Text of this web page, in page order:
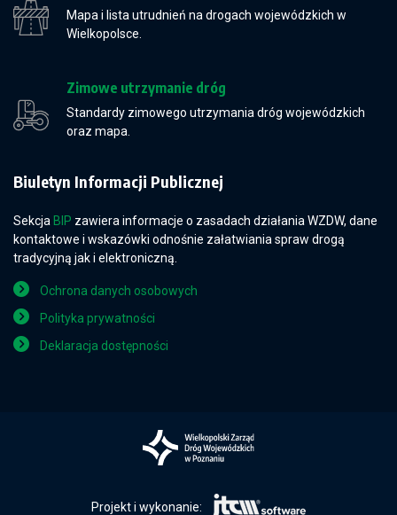
Mapa i lista utrudnień na drogach wojewódzkich w
Wielkopolsce.
Zimowe utrzymanie dróg
Standardy zimowego utrzymania dróg wojewódzkich
oraz mapa.
Biuletyn Informacji Publicznej
Sekcja BIP zawiera informacje o zasadach działania WZDW, dane
kontaktowe i wskazówki odnośnie załatwiania spraw drogą
tradycyjną jak i elektroniczną.
Ochrona danych osobowych
Polityka prywatności
Deklaracja dostępności
Projekt i wykonanie: